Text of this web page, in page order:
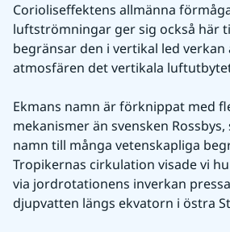
Corioliseffektens allmänna
luftströmningar ger sig också här
begränsar den i vertikal led verkan
atmosfären det vertikala
Ekmans namn är förknippat med
mekanismer än svensken
namn till många vetenskapliga
Tropikernas cirkulation visade vi
via jordrotationens inverkan
djupvatten längs ekvatorn i östra